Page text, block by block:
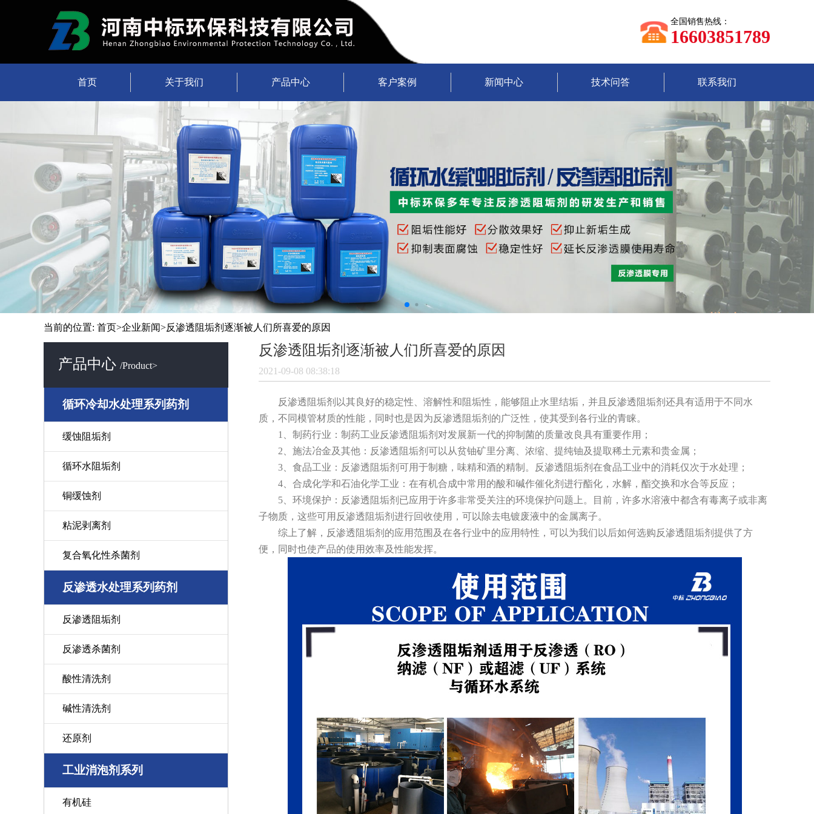
全国销售热线：
16603851789
首页 关于我们 产品中心 客户案例 新闻中心 技术问答 联系我们
当前的位置: 首页>企业新闻>反渗透阻垢剂逐渐被人们所喜爱的原因
产品中心 /Product>
循环冷却水处理系列药剂
缓蚀阻垢剂
循环水阻垢剂
铜缓蚀剂
粘泥剥离剂
复合氧化性杀菌剂
反渗透水处理系列药剂
反渗透阻垢剂
反渗透杀菌剂
酸性清洗剂
碱性清洗剂
还原剂
工业消泡剂系列
有机硅
反渗透阻垢剂逐渐被人们所喜爱的原因
2021-09-08 08:38:18
反渗透阻垢剂 以其良好的稳定性、溶解性和阻垢性，能够阻止水里结垢，并且反渗透阻垢剂 还具有适用于不同水
质，不同模管材质的性能，同时也是因为反渗透阻垢剂 的广泛性，使其受到各行业的青睐。
1、制药行业：制药工业反渗透阻垢剂对发展新一代的抑制菌的质量改良具有重要作用；
2、施法冶金及其他：反渗透阻垢剂可以从贫铀矿里分离、浓缩、提纯铀及提取稀土元素和贵金属；
3、食品工业：反渗透阻垢剂可用于制糖，味精和酒的精制。
反渗透阻垢剂 在食品工业中的消耗仅次于水处理；
4、合成化学和石油化学工业：在有机合成中常用的酸和碱作催化剂进行酯化，水解，酯交换和水合等反应；
5、环境保护：反渗透阻垢剂已应用于许多非常受关注的环境保护问题上。目前，许多水溶液中都含有毒离子或非离
子物质，这些可用反渗透阻垢剂进行回收使用，可以除去电镀废液中的金属离子。
综上了解， 反渗透阻垢剂 的应用范围及在各行业中的应用特性，可以为我们以后如何选购反渗透阻垢剂提供了方
便，同时也使产品的使用效率及性能发挥。